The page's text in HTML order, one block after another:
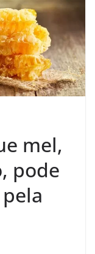
mel,
pode